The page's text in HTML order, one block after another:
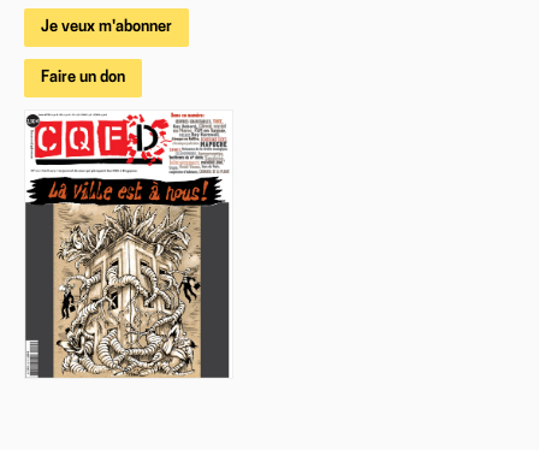
Je veux m'abonner
Faire un don